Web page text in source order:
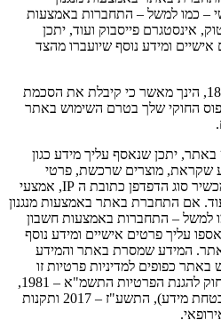
– כמו למשל – התחברות באמצעות
אינסטגרם פייסבוק ועוד, יתכן
אישיים ומידע נוסף שיועברו מהצד
1.4. אם הינך מתחת לגיל 18, הינך מאשר כי קיבלת את הסכמת
החוקי שלך בטרם השימוש באתר
יתכן שנאסף עליך מידע כגון
שקראת, מוצרים שרכשת, פרטי
ההתחברות שלך – סוג המכשיר סוג הדפדפן כתובת ה IP, אמצעי
אם התחברת באתר באמצעות מנגנון
למשל – התחברות באמצעות חשבון
עליך פרטים אישיים ומידע נוסף
המידע שמסרת באתר והמידע
כפופים למדיניות פרטיות זו
ולהוראות כל דין לרבות החוק להגנת הפרטיות התשמ"א – 1981,
תקנות הגנת הפרטיות (אבטחת מידע), התשע"ז – 2017 ותקנות